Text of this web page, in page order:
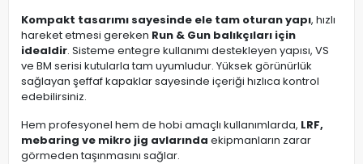
Kompakt tasarımı sayesinde ele tam oturan yapı, hızlı
hareket etmesi gereken Run & Gun balıkçıları için
idealdir. Sisteme entegre kullanımı destekleyen yapısı, VS
ve BM serisi kutularla tam uyumludur. Yüksek görünürlük
sağlayan şeffaf kapaklar sayesinde içeriği hızlıca kontrol
edebilirsiniz.
Hem profesyonel hem de hobi amaçlı kullanımlarda, LRF,
mebaring ve mikro jig avlarında ekipmanların zarar
görmeden taşınmasını sağlar.